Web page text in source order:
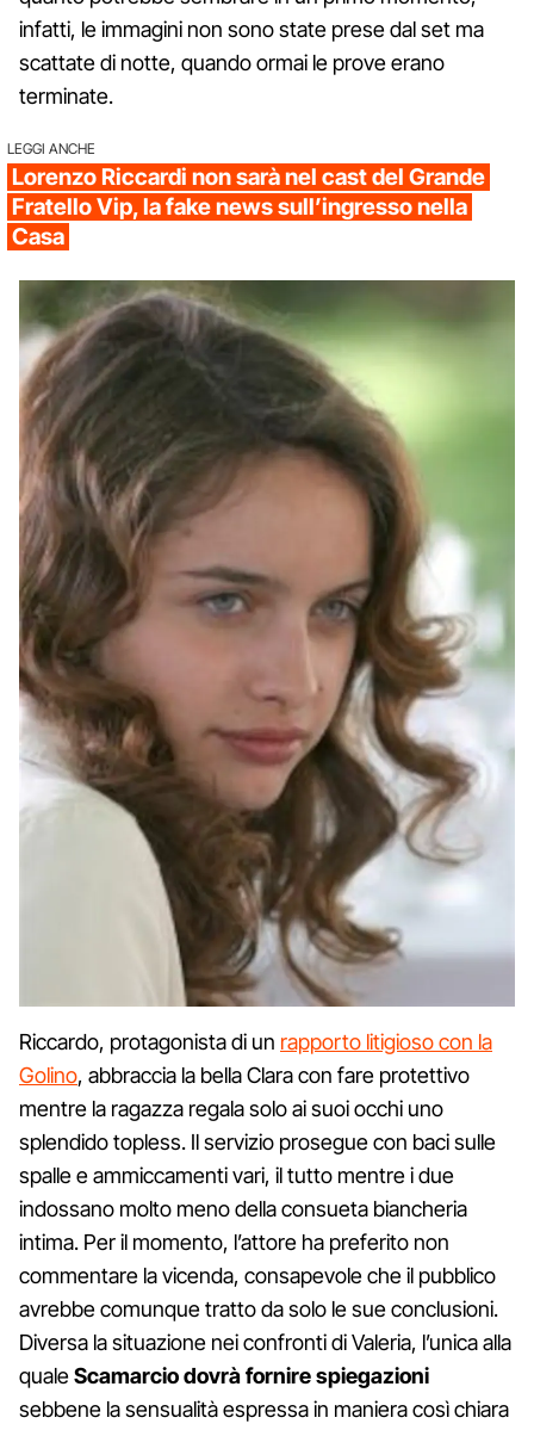
infatti, le immagini non sono state prese dal set ma
scattate di notte, quando ormai le prove erano
terminate.
LEGGI ANCHE
Lorenzo Riccardi non sarà nel cast del Grande
Fratello Vip, la fake news sull’ingresso nella
Casa
Riccardo, protagonista di un rapporto litigioso con la
Golino, abbraccia la bella Clara con fare protettivo
mentre la ragazza regala solo ai suoi occhi uno
splendido topless. Il servizio prosegue con baci sulle
spalle e ammiccamenti vari, il tutto mentre i due
indossano molto meno della consueta biancheria
intima. Per il momento, l’attore ha preferito non
commentare la vicenda, consapevole che il pubblico
avrebbe comunque tratto da solo le sue conclusioni.
Diversa la situazione nei confronti di Valeria, l’unica alla
qualeScamarcio dovrà fornire spiegazioni
sebbene la sensualità espressa in maniera così chiara